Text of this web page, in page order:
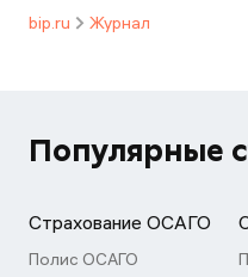
bip.ru Журнал
Популярные
Страхование ОСАГО
Полис ОСАГО